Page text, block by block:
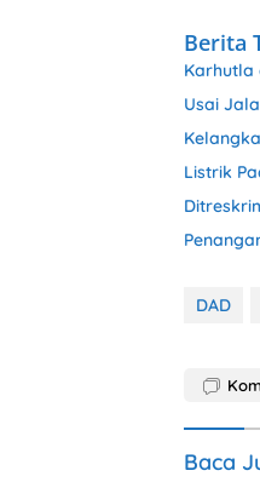
Berita
Karhutla
Usai
Listrik
DAD
Baca